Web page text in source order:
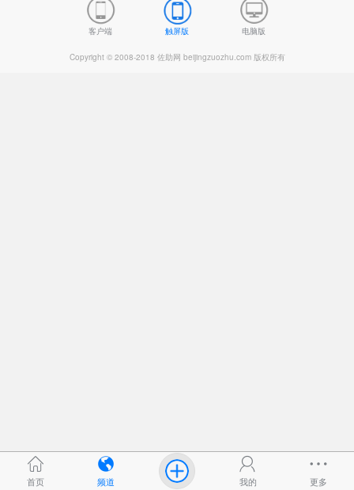
客户端 触屏版 电脑版
Copyright © 2008-2018 佐助网 beijingzuozhu.com 版权所有
首页 频道 我的 更多